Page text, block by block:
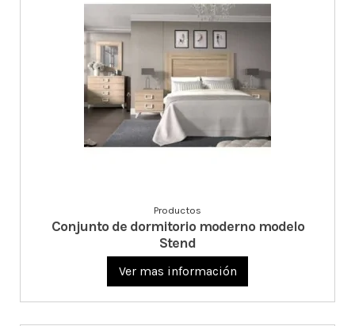
Productos
Conjunto de dormitorio moderno modelo
Stend
Ver mas información